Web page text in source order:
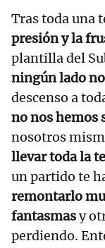
Tras toda una
presión y la
plantilla del
ningún lado
descenso a
no nos hemos
nosotros
llevar toda la
un partido te
remontarlo
fantasmasy
perdiendo.